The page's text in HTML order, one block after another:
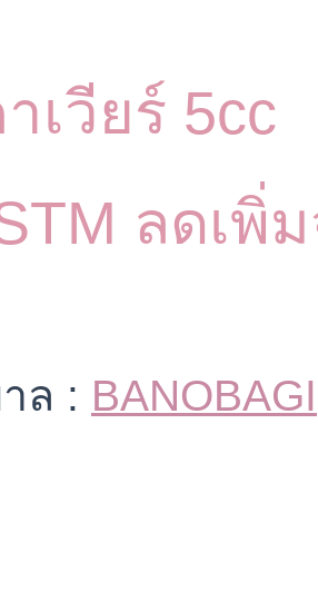
เวียร์ 5cc
ลดเพิ่
ล : BANOBAGI